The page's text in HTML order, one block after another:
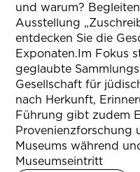
und warum?
Ausstellung
entdecken Sie die
Exponaten.Im Fokus
geglaubte
Gesellschaft für
nach Herkunft,
Führung gibt zudem
Provenienzforschung
Museums während
Museumseintritt